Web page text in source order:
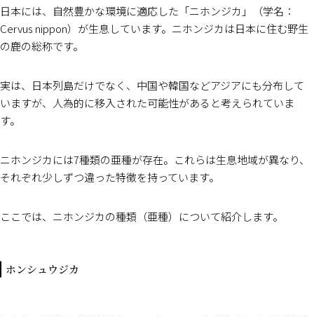
日本には、自然豊かな環境に適応した「ニホンジカ」（学名：
Cervus nippon）が生息しています。ニホンジカは日本に住む野生
の鹿の総称です。
実は、日本列島だけでなく、中国や韓国などアジアにも分布して
いますが、人為的に移入された可能性があると考えられていま
す。
ニホンジカには7種類の亜種が存在。これらは生息地域が異なり、
それぞれ少しずつ違った特徴を持っています。
ここでは、ニホンジカの種類（亜種）について紹介します。
ホンシュウジカ